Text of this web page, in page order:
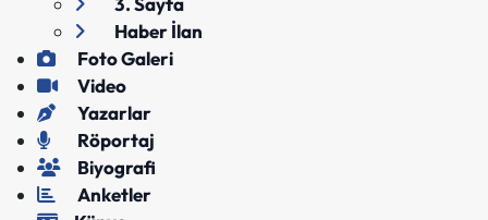
Haber İlan
Foto Galeri
Video
Yazarlar
Röportaj
Biyografi
Anketler